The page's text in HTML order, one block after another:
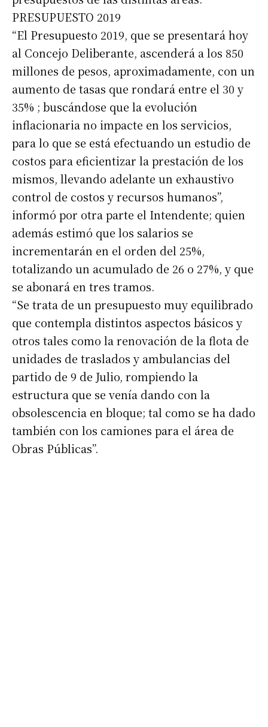
Suscribirme gratis
Dirección de correo electrónico*
Nombre
Apellidos
PRESUPUESTO 2019
“El Presupuesto 2019, que se presentará hoy
al Concejo Deliberante, ascenderá a los 850
millones de pesos, aproximadamente, con un
aumento de tasas que rondará entre el 30 y
35% ; buscándose que la evolución
inflacionaria no impacte en los servicios,
para lo que se está efectuando un estudio de
costos para eficientizar la prestación de los
mismos, llevando adelante un exhaustivo
control de costos y recursos humanos”,
informó por otra parte el Intendente; quien
además estimó que los salarios se
incrementarán en el orden del 25%,
totalizando un acumulado de 26 o 27%, y que
se abonará en tres tramos.
“Se trata de un presupuesto muy equilibrado
que contempla distintos aspectos básicos y
otros tales como la renovación de la flota de
unidades de traslados y ambulancias del
partido de 9 de Julio, rompiendo la
estructura que se venía dando con la
obsolescencia en bloque; tal como se ha dado
también con los camiones para el área de
Obras Públicas”.